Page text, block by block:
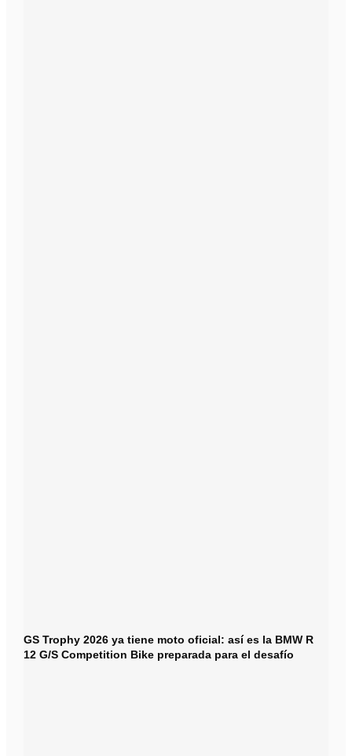
GS Trophy 2026 ya tiene moto oficial: así es la BMW R
12 G/S Competition Bike preparada para el desafío